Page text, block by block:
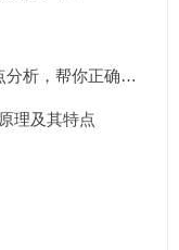
带式输送机9种驱动方式对比及优缺点分析，帮你正确选型
理及其特点